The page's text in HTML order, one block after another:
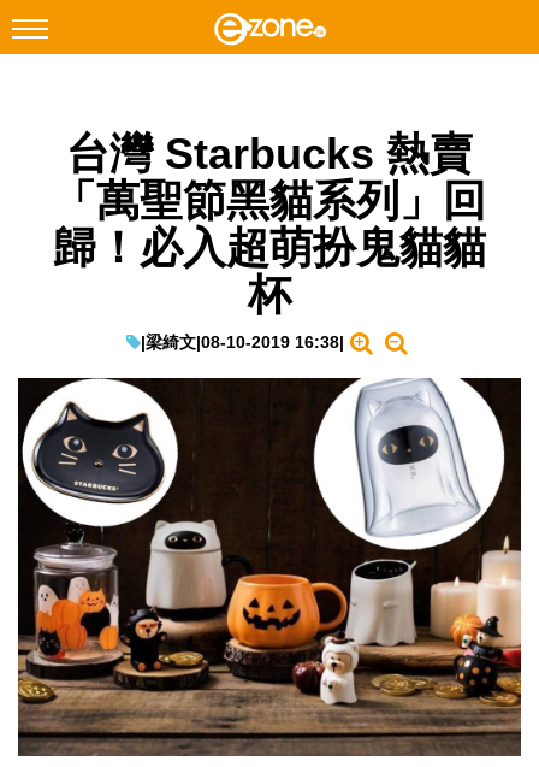
Facebook Instagram
網絡生活
EduTech
IT Times
生成式AI與雲端應用
Enterprise Digital Transformation
特集
台灣 Starbucks 熱賣
「萬聖節黑貓系列」回
歸！必入超萌扮鬼貓貓
杯
|梁綺文|08-10-2019 16:38|